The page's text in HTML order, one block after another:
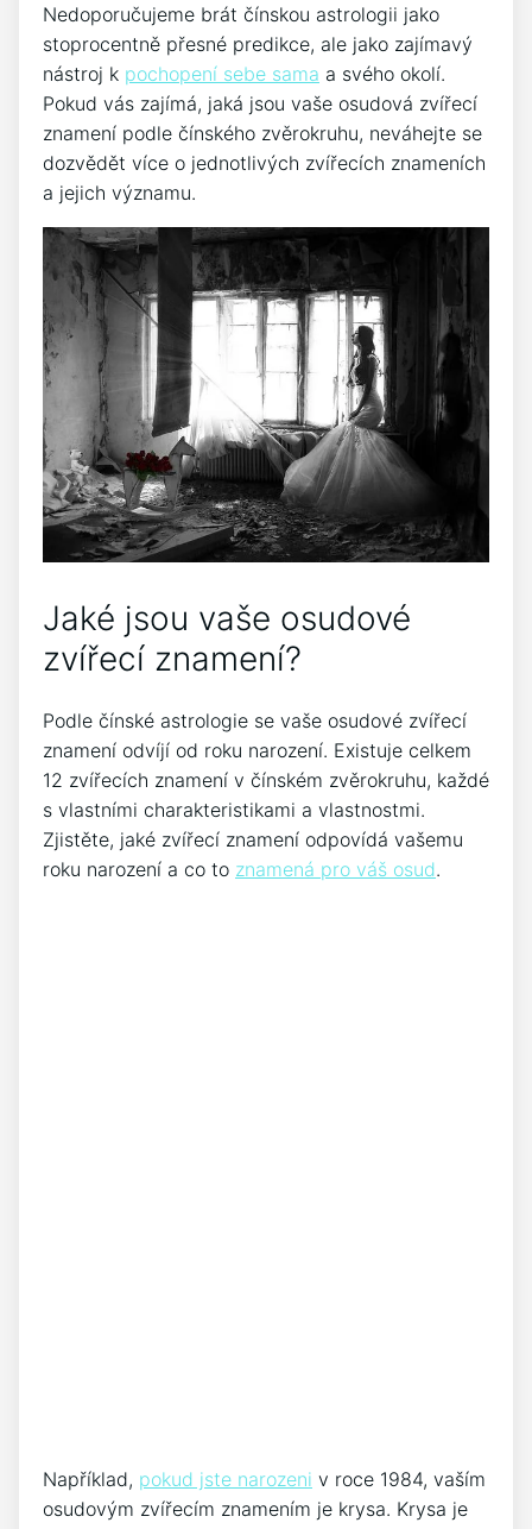
Nedoporučujeme brát čínskou astrologii jako
stoprocentně přesné predikce, ale jako zajímavý
nástroj k pochopení sebe sama a svého okolí.
Pokud vás zajímá, jaká jsou vaše osudová zvířecí
znamení podle čínského zvěrokruhu, neváhejte se
dozvědět více o jednotlivých zvířecích znameních
a jejich významu.
Jaké jsou vaše osudové
zvířecí znamení?
Podle čínské astrologie se vaše osudové zvířecí
znamení odvíjí od roku narození. Existuje celkem
12 zvířecích znamení v čínském zvěrokruhu, každé
s vlastními charakteristikami a vlastnostmi.
Zjistěte, jaké zvířecí znamení odpovídá vašemu
roku narození a co to znamená pro váš osud.
Například, pokud jste narozeni v roce 1984, vaším
osudovým zvířecím znamením je krysa. Krysa je